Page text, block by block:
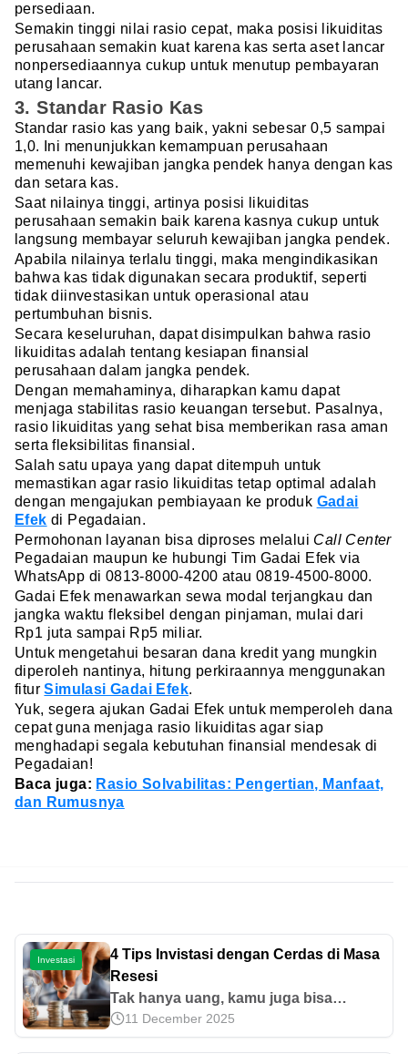
persediaan.
Semakin tinggi nilai rasio cepat, maka posisi likuiditas
perusahaan semakin kuat karena kas serta aset lancar
nonpersediaannya cukup untuk menutup pembayaran
utang lancar.
3. Standar Rasio Kas
Standar rasio kas yang baik, yakni sebesar 0,5 sampai
1,0. Ini menunjukkan kemampuan perusahaan
memenuhi kewajiban jangka pendek hanya dengan kas
dan setara kas.
Saat nilainya tinggi, artinya posisi likuiditas
perusahaan semakin baik karena kasnya cukup untuk
langsung membayar seluruh kewajiban jangka pendek.
Apabila nilainya terlalu tinggi, maka mengindikasikan
bahwa kas tidak digunakan secara produktif, seperti
tidak diinvestasikan untuk operasional atau
pertumbuhan bisnis.
Secara keseluruhan, dapat disimpulkan bahwa rasio
likuiditas adalah tentang kesiapan finansial
perusahaan dalam jangka pendek.
Dengan memahaminya, diharapkan kamu dapat
menjaga stabilitas rasio keuangan tersebut. Pasalnya,
rasio likuiditas yang sehat bisa memberikan rasa aman
serta fleksibilitas finansial.
Salah satu upaya yang dapat ditempuh untuk
memastikan agar rasio likuiditas tetap optimal adalah
dengan mengajukan pembiayaan ke produk Gadai
Efek di Pegadaian.
Permohonan layanan bisa diproses melalui Call Center
Pegadaian maupun ke hubungi Tim Gadai Efek via
WhatsApp di 0813-8000-4200 atau 0819-4500-8000.
Gadai Efek menawarkan sewa modal terjangkau dan
jangka waktu fleksibel dengan pinjaman, mulai dari
Rp1 juta sampai Rp5 miliar.
Untuk mengetahui besaran dana kredit yang mungkin
diperoleh nantinya, hitung perkiraannya menggunakan
fiturSimulasi Gadai Efek.
Yuk, segera ajukan Gadai Efek untuk memperoleh dana
cepat guna menjaga rasio likuiditas agar siap
menghadapi segala kebutuhan finansial mendesak di
Pegadaian!
Baca juga: Rasio Solvabilitas: Pengertian, Manfaat,
dan Rumusnya
Investasi
4 Tips Invistasi dengan Cerdas di Masa
Resesi
Tak hanya uang, kamu juga bisa
menabung emas di Pegadaian.
Sebenarnya, apa saja keuntungan
11 December 2025